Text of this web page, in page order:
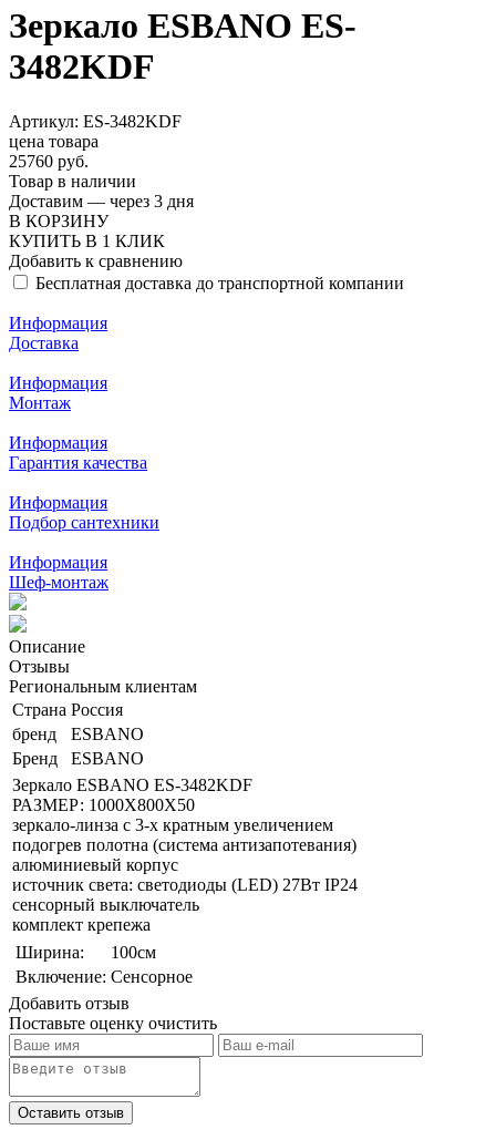
Зеркало ESBANO ES-
3482KDF
Артикул: ES-3482KDF
цена товара
25760 руб.
Товар в наличии
Доставим — через 3 дня
В КОРЗИНУ
КУПИТЬ В 1 КЛИК
Добавить к сравнению
Бесплатная доставка до транспортной компании
Информация
Доставка
Информация
Монтаж
Информация
Гарантия качества
Информация
Подбор сантехники
Информация
Шеф-монтаж
Описание
Отзывы
Региональным клиентам
Страна Россия
бренд
ESBANO
Бренд
ESBANO
Зеркало ESBANO ES-3482KDF
РАЗМЕР: 1000Х800Х50
зеркало-линза с 3-х кратным увеличением
подогрев полотна (система антизапотевания)
алюминиевый корпус
источник света: светодиоды (LED) 27Вт IP24
сенсорный выключатель
комплект крепежа
Ширина:
100см
Включение: Сенсорное
Добавить отзыв
Поставьте оценку очистить